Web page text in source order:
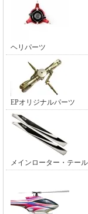
ヘリパーツ
EPオリジナルパーツ
メインローター・テー